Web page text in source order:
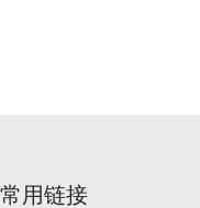
常用链接